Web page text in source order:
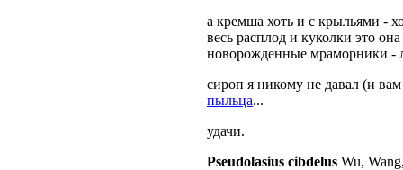
а кремша хоть и с крыльями -
весь расплод и куколки это
новорожденные мраморники -
сироп я никому не давал (и
пыльца...
удачи.
Pseudolasius cibdelus Wu,